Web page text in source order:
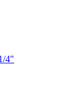
4"